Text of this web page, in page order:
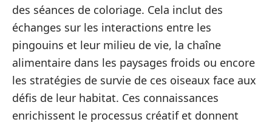
des séances de coloriage. Cela inclut des
échanges sur les interactions entre les
pingouins et leur milieu de vie, la chaîne
alimentaire dans les paysages froids ou encore
les stratégies de survie de ces oiseaux face aux
défis de leur habitat. Ces connaissances
enrichissent le processus créatif et donnent